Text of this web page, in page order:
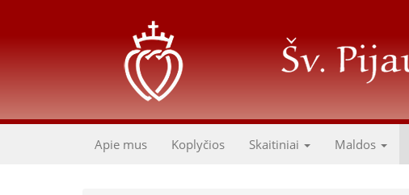
Apie mus Koplyčios Skaitiniai Maldos